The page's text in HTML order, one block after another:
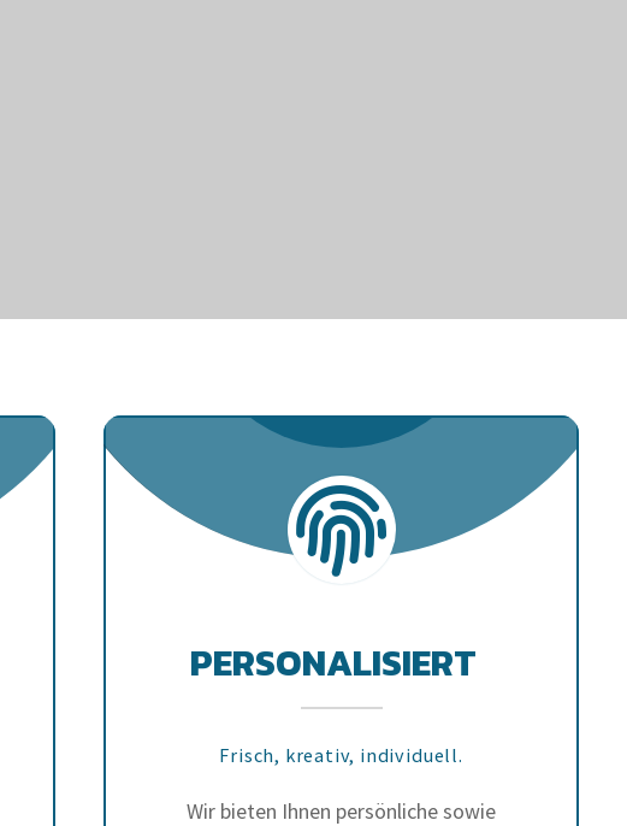
PERSONALISIERT
Frisch, kreativ, individuell.
Wir bieten Ihnen persönliche sowie